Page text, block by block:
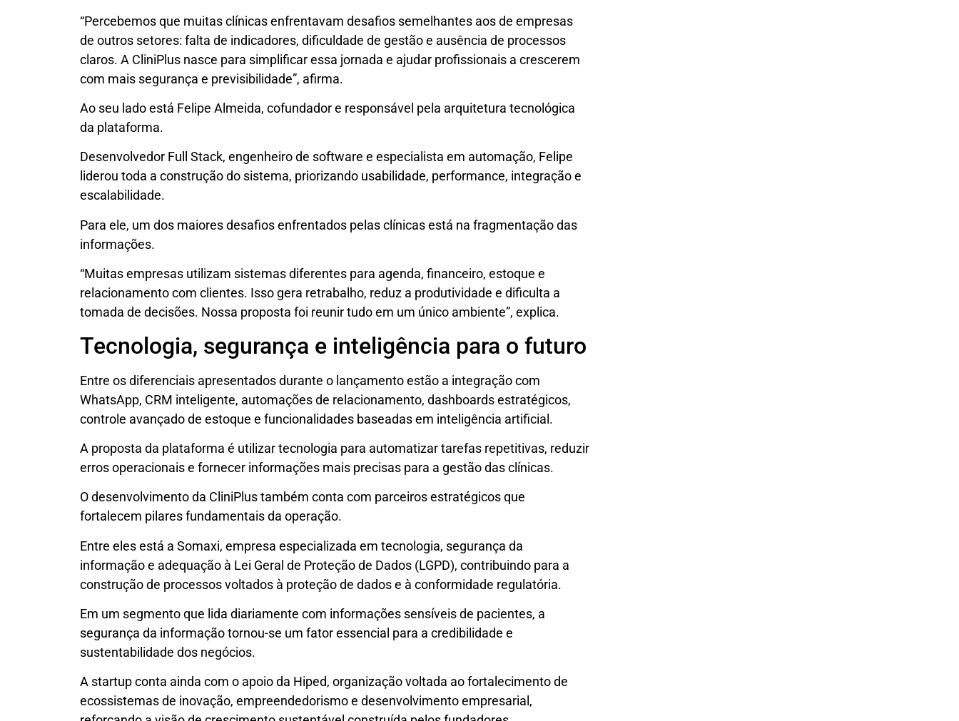
“Percebemos que muitas clínicas enfrentavam desafios semelhantes aos de empresas
de outros setores: falta de indicadores, dificuldade de gestão e ausência de processos
claros. A CliniPlus nasce para simplificar essa jornada e ajudar profissionais a crescerem
com mais segurança e previsibilidade”, afirma.
Ao seu lado está Felipe Almeida, cofundador e responsável pela arquitetura tecnológica
da plataforma.
Desenvolvedor Full Stack, engenheiro de software e especialista em automação, Felipe
liderou toda a construção do sistema, priorizando usabilidade, performance, integração e
escalabilidade.
Para ele, um dos maiores desafios enfrentados pelas clínicas está na fragmentação das
informações.
“Muitas empresas utilizam sistemas diferentes para agenda, financeiro, estoque e
relacionamento com clientes. Isso gera retrabalho, reduz a produtividade e dificulta a
tomada de decisões. Nossa proposta foi reunir tudo em um único ambiente”, explica.
Tecnologia, segurança e inteligência para o futuro
Entre os diferenciais apresentados durante o lançamento estão a integração com
WhatsApp, CRM inteligente, automações de relacionamento, dashboards estratégicos,
controle avançado de estoque e funcionalidades baseadas em inteligência artificial.
A proposta da plataforma é utilizar tecnologia para automatizar tarefas repetitivas, reduzir
erros operacionais e fornecer informações mais precisas para a gestão das clínicas.
O desenvolvimento da CliniPlus também conta com parceiros estratégicos que
fortalecem pilares fundamentais da operação.
Entre eles está a Somaxi, empresa especializada em tecnologia, segurança da
informação e adequação à Lei Geral de Proteção de Dados (LGPD), contribuindo para a
construção de processos voltados à proteção de dados e à conformidade regulatória.
Em um segmento que lida diariamente com informações sensíveis de pacientes, a
segurança da informação tornou-se um fator essencial para a credibilidade e
sustentabilidade dos negócios.
A startup conta ainda com o apoio da Hiped, organização voltada ao fortalecimento de
ecossistemas de inovação, empreendedorismo e desenvolvimento empresarial,